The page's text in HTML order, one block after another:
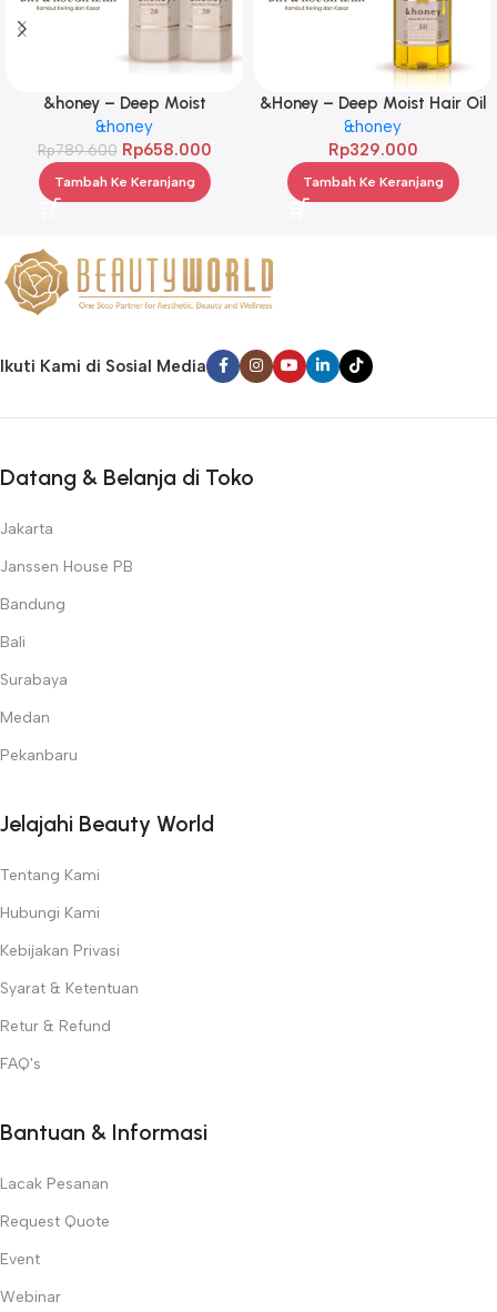
&honey – Deep Moist
Treatment 445 g Twinpack
&honey
Rp789.600 Rp658.000
Tambah Ke Keranjang
&Honey – Deep Moist Hair Oil
3.0 100ml
&honey
Rp329.000
Tambah Ke Keranjang
Ikuti Kami di Sosial Media
Datang & Belanja di Toko
Jakarta
Janssen House PB
Bandung
Bali
Surabaya
Medan
Pekanbaru
Jelajahi Beauty World
Tentang Kami
Hubungi Kami
Kebijakan Privasi
Syarat & Ketentuan
Retur & Refund
FAQ's
Bantuan & Informasi
Lacak Pesanan
Request Quote
Event
Webinar